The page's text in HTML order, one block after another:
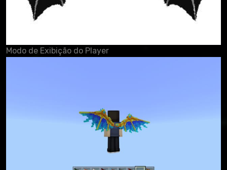
Modo de Exibição do Player